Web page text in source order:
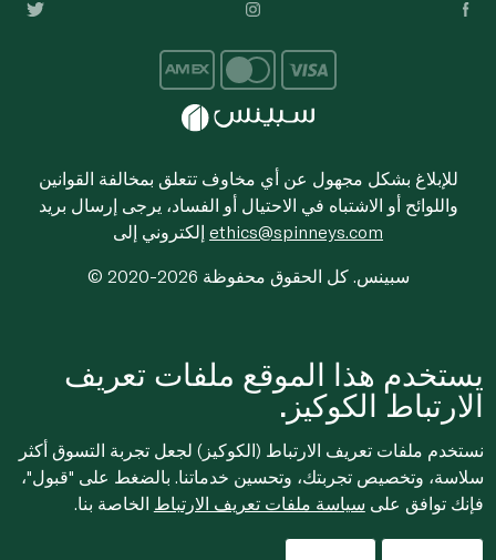
للإبلاغ بشكل مجهول عن أي مخاوف تتعلق بمخالفة القوانين
واللوائح أو الاشتباه في الاحتيال أو الفساد، يرجى إرسال بريد
ethics@spinneys.com
© 2020-2026 سبينس. كل الحقوق محفوظة
يستخدم هذا الموقع ملفات تعريف
الارتباط الكوكيز.
نستخدم ملفات تعريف الارتباط (الكوكيز) لجعل تجربة التسوق أكثر
سلاسة، وتخصيص تجربتك، وتحسين خدماتنا. بالضغط على "قبول"،
فإنك توافق على سياسة ملفات تعريف الارتباط الخاصة بنا.